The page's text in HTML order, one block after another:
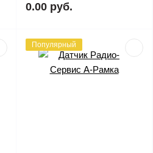
0.00 руб.
Популярный